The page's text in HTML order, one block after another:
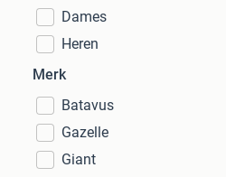
Dames
Heren
Merk
Batavus
Gazelle
Giant